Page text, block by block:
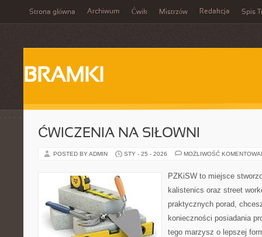
Strona główna Archiwum Ćwik Mistrzów Redakcja Spis
BRAMKI
ĆWICZENIA NA SIŁOWNI
POSTED BY ADMIN STY - 25 - 2026 MOŻLIWOŚĆ
PZKiSW to miejsce
kalistenics oraz street
praktycznych porad,
konieczności posiadania
tego marzysz o lepszej